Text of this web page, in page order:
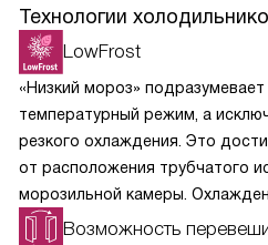
Технологии
LowFrost
«Низкий мороз»
температурный режим, а
резкого охлаждения. Это
от расположения трубчатого
морозильной камеры.
морозилки происходит
Возможность